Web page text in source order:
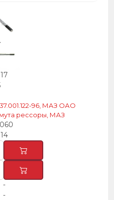
17
96, МАЗ ОАО
рессоры, МАЗ
14
-
-